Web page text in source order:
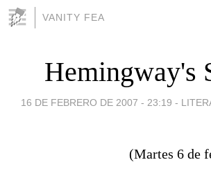
VANITY FEA
Hemingway's
16 DE FEBRERO DE 2007 - 23:19 -
(Martes 6 de